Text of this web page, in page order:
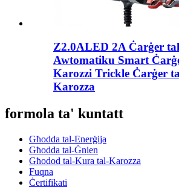
Z2.0ALED 2A Ċarġer
Awtomatiku Smart
Karozzi Trickle Ċarġer
Karozza
formola ta' kuntatt
Għodda tal-Enerġija
Għodda tal-Ġnien
Għodod tal-Kura tal-Karozza
Fuqna
Ċertifikati